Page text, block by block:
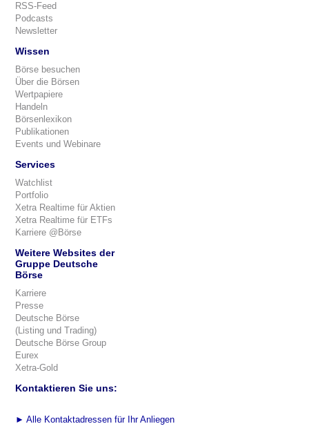
RSS-Feed
Podcasts
Newsletter
Wissen
Börse besuchen
Über die Börsen
Wertpapiere
Handeln
Börsenlexikon
Publikationen
Events und Webinare
Services
Watchlist
Portfolio
Xetra Realtime für Aktien
Xetra Realtime für ETFs
Karriere @Börse
Weitere Websites der
Gruppe Deutsche
Börse
Karriere
Presse
Deutsche Börse
(Listing und Trading)
Deutsche Börse Group
Eurex
Xetra-Gold
Kontaktieren Sie uns:
► Alle Kontaktadressen für Ihr Anliegen